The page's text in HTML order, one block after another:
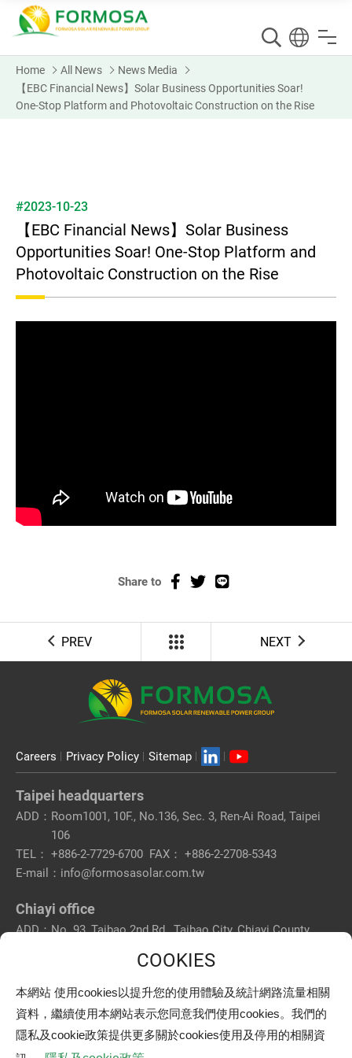
本網站 使用cookies以提升您的使用體驗及統計網路流量相關
資料，繼續使用本網站表示您同意我們使用cookies。我們的
隱私及cookie政策提供更多關於cookies使用及停用的相關資
Home All News
News Media
【EBC Financial News】Solar Business Opportunities Soar!
One-Stop Platform and Photovoltaic Construction on the Rise
#2023-10-23
【EBC Financial News】Solar Business
Opportunities Soar! One-Stop Platform and
Photovoltaic Construction on the Rise
Share to
PREV NEXT
Careers Privacy Policy Sitemap
Taipei headquarters
ADD： Room1001, 10F., No.136, Sec. 3, Ren-Ai Road, Taipei
106
TEL： +886-2-7729-6700 FAX： +886-2-2708-5343
E-mail： info@formosasolar.com.tw
Chiayi office
ADD：No. 93, Taibao 2nd Rd., Taibao City, Chiayi County
FAX： +886-5-362-2900
Pingtung branch
ADD： No. 14-15, Ren-Ai Rd., Pingtung City, Pingtung County
900